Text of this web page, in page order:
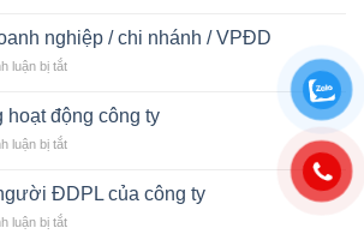
vụ
kế
toán
thuế
nghiệp / chi nhánh / VPĐD
luận bị tắtở
thể
doanh
nghiệp
chi
/
hoạt động công ty
luận bị tắtở
dừng
hoạt
động
ĐDPL của công ty
luận bị tắtở